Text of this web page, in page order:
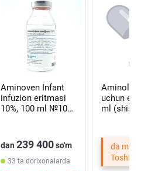
Aminoven Infant
infuzion eritmasi
10%, 100 ml №10
dan 239 400so'm
33 ta dorixonalarda
Aminol infuziya
uchun
ml
da